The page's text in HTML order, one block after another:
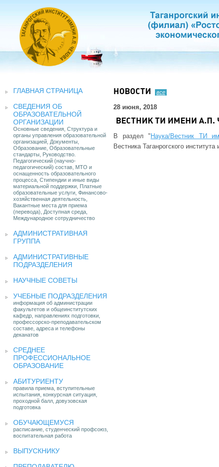
ГЛАВНАЯ СТРАНИЦА
СВЕДЕНИЯ ОБ
ОБРАЗОВАТЕЛЬНОЙ
ОРГАНИЗАЦИИ
Основные сведения, Структура и
органы управления образовательной
организацией, Документы,
Образование, Образовательные
стандарты, Руководство.
Педагогический (научно-
педагогический) состав, МТО и
оснащенность образовательного
процесса, Стипендии и иные виды
материальной поддержки, Платные
образовательные услуги, Финансово-
хозяйственная деятельность,
Вакантные места для приема
(перевода), Доступная среда,
Международное сотрудничество
АДМИНИСТРАТИВНАЯ
ГРУППА
АДМИНИСТРАТИВНЫЕ
ПОДРАЗДЕЛЕНИЯ
НАУЧНЫЕ СОВЕТЫ
УЧЕБНЫЕ ПОДРАЗДЕЛЕНИЯ
информация об администрации
факультетов и общеинститутских
кафедр, направлениях подготовки,
профессорско-преподавательском
составе, адреса и телефоны
деканатов
СРЕДНЕЕ
ПРОФЕССИОНАЛЬНОЕ
ОБРАЗОВАНИЕ
АБИТУРИЕНТУ
правила приема, вступительные
испытания, конкурсная ситуация,
проходной балл, довузовская
подготовка
ОБУЧАЮЩЕМУСЯ
расписание, студенческий профсоюз,
воспитательная работа
ВЫПУСКНИКУ
НОВОСТИ все
28 июня, 2018
ВЕСТНИК ТИ ИМЕНИ А.П.
В раздел " Наука/Вестник ТИ
Вестника Таганрогского